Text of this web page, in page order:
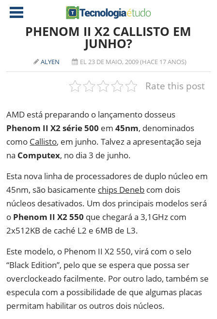
AMD
ATI
NVIDIA
SOFTWARE
TABLETS
IOS
NOKIA
JOGOS
DOWNLOADS
ANÁLISE
PHENOM II X2 CALLISTO EM
JUNHO?
ALYEN EL 23 DE MAIO, 2009 (HACE 17 ANOS)
Rate this post
AMD está preparando o lançamento dosseus
Phenom II X2 série 500 em 45nm, denominados
como Callisto, em junho. Talvez a apresentação seja
na Computex, no dia 3 de junho.
Esta nova linha de processadores de duplo núcleo em
45nm, são basicamente chips Deneb com dois
núcleos desativados. Um dos principais modelos será
o Phenom II X2 550 que chegará a 3,1GHz com
2x512KB de caché L2 e 6MB de L3.
Este modelo, o Phenom II X2 550, virá com o selo
“Black Edition”, pelo que se espera que possa ser
overclockeado facilmente. Por outro lado, também se
especula com a possibilidade de que algumas placas
permitam habilitar os outros dois núcleos.